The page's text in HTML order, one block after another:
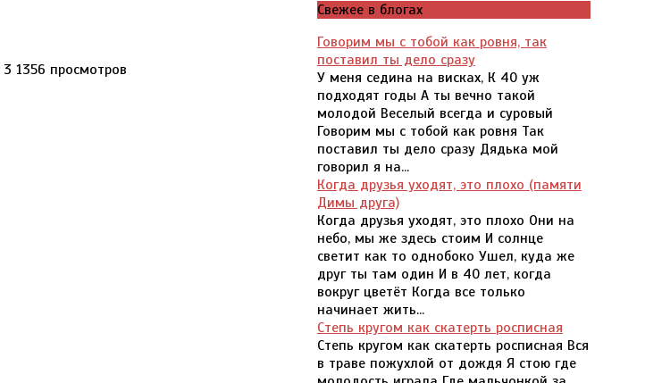
3 1356 просмотров
Свежее в блогах
Говорим мы с тобой как ровня, так
поставил ты дело сразу
У меня седина на висках, К 40 уж
подходят годы А ты вечно такой
молодой Веселый всегда и суровый
Говорим мы с тобой как ровня Так
поставил ты дело сразу Дядька мой
говорил я на...
Когда друзья уходят, это плохо (памяти
Димы друга)
Когда друзья уходят, это плохо Они на
небо, мы же здесь стоим И солнце
светит как то однобоко Ушел, куда же
друг ты там один И в 40 лет, когда
вокруг цветёт Когда все только
начинает жить...
Степь кругом как скатерть росписная
Степь кругом как скатерть росписная Вся
в траве пожухлой от дождя Я стою где